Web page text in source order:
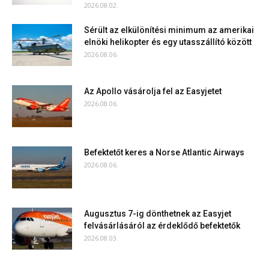
2026.08.02.
Sérült az elkülönítési minimum az amerikai
elnöki helikopter és egy utasszállító között
2026.08.06.
Az Apollo vásárolja fel az Easyjetet
2026.08.06.
Befektetőt keres a Norse Atlantic Airways
2026.08.06.
Augusztus 7-ig dönthetnek az Easyjet
felvásárlásáról az érdeklődő befektetők
2026.08.03.